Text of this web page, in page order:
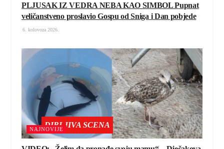
PLJUSAK IZ VEDRA NEBA KAO SIMBOL Pupnat
veličanstveno proslavio Gospu od Sniga i Dan pobjede
6. kolovoza 2026.
DIRLJIVA SCENA
NAJNOVIJE